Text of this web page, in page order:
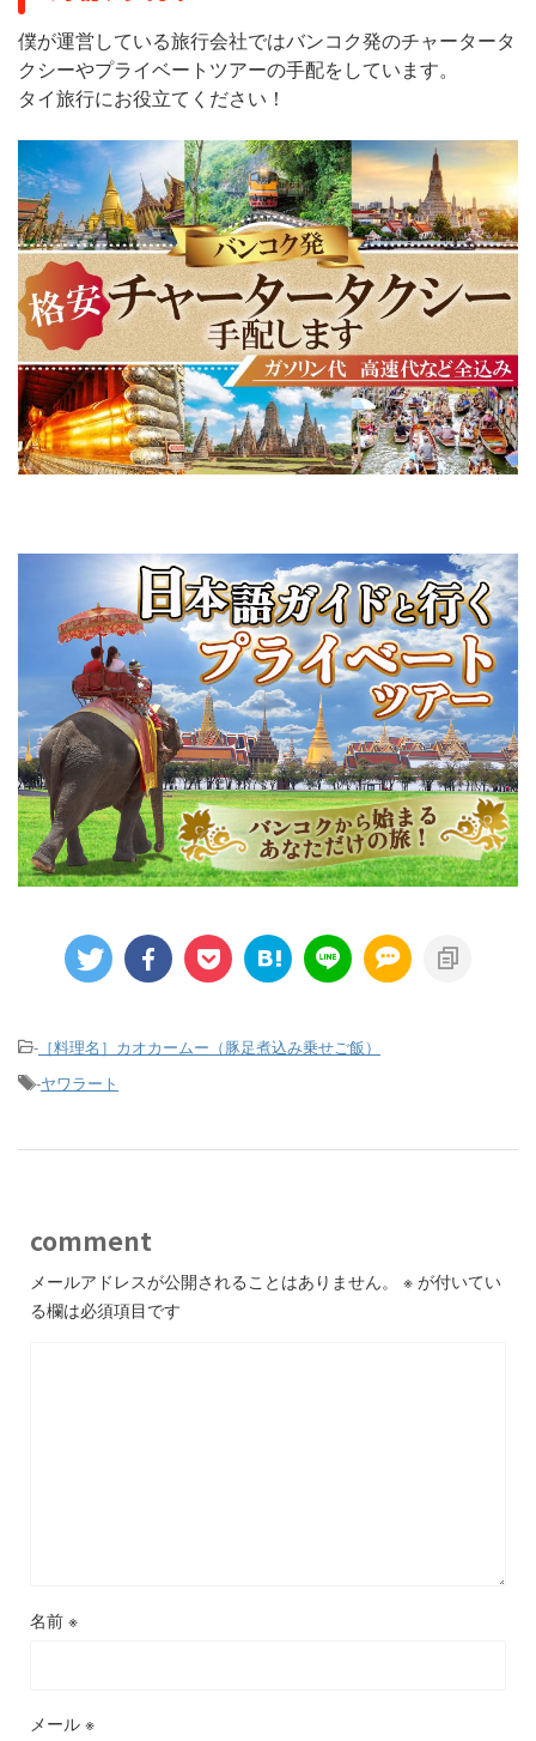
僕が運営している旅行会社ではバンコク発のチャータータ
クシーやプライベートツアーの手配をしています。
タイ旅行にお役立てください！
- ［料理名］カオカームー（豚足煮込み乗せご飯）
-ヤワラート
comment
メールアドレスが公開されることはありません。 ※ が付いてい
る欄は必須項目です
名前 ※
メール ※